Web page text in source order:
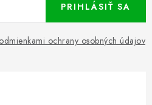
ochrany osobných údajov
PRIHLÁSIŤ SA